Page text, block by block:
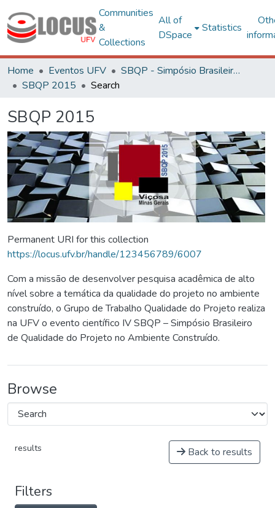
Communities
&
Collections
All of
DSpace
Statistics
Home Eventos UFV
SBQP - Simpósio Brasileiro de Qualidade do Projeto no Ambiente Construído
SBQP 2015
Search
SBQP 2015
Permanent URI for this collection
https://locus.ufv.br/handle/123456789/6007
Com a missão de desenvolver pesquisa acadêmica de alto
nível sobre a temática da qualidade do projeto no ambiente
construído, o Grupo de Trabalho Qualidade do Projeto realiza
na UFV o evento científico IV SBQP – Simpósio Brasileiro
de Qualidade do Projeto no Ambiente Construído.
Browse
results Back to results
Filters